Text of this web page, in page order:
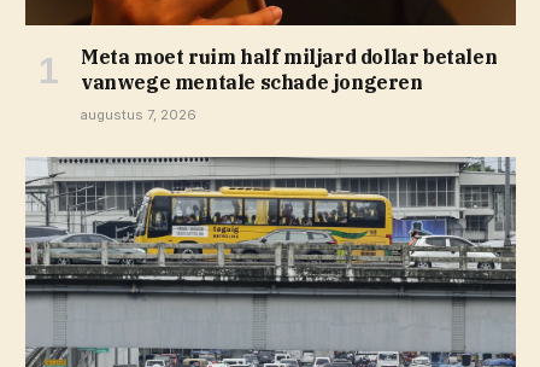
Meta moet ruim half miljard dollar betalen
vanwege mentale schade jongeren
augustus 7, 2026